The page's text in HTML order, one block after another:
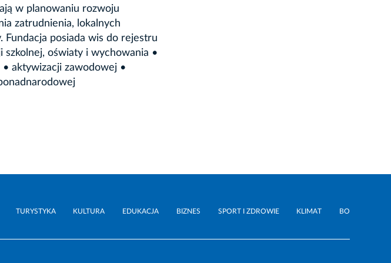
w planowaniu rozwoju
zatrudnienia, lokalnych
posiada wis do rejestru
szkolnej, oświaty i wychowania •
aktywizacji zawodowej •
TURYSTYKA KULTURA EDUKACJA BIZNES SPORT I ZDROWIE KLIMAT BO